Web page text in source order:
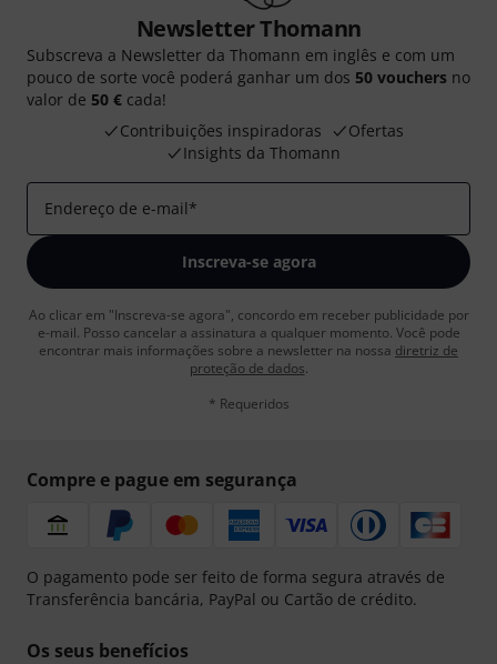
Newsletter Thomann
Subscreva a Newsletter da Thomann em inglês e com um
pouco de sorte você poderá ganhar um dos 50 vouchers no
valor de 50 € cada!
Contribuições inspiradoras
Ofertas
Insights da Thomann
Endereço de e-mail*
Inscreva-se agora
Ao clicar em "Inscreva-se agora", concordo em receber publicidade por
e-mail. Posso cancelar a assinatura a qualquer momento. Você pode
encontrar mais informações sobre a newsletter na nossa diretriz de
proteção de dados.
* Requeridos
Compre e pague em segurança
O pagamento pode ser feito de forma segura através de
Transferência bancária, PayPal ou Cartão de crédito.
Os seus benefícios